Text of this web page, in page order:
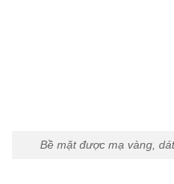
Bề mặt được mạ vàng,